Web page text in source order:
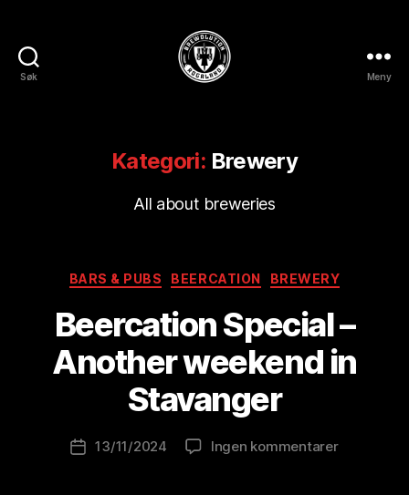
Søk Meny
Kategori: Brewery
All about breweries
Kategorier
BARS & PUBS BEERCATION BREWERY
Beercation Special –
Another weekend in
Stavanger
Innleggsforfatter
v
B
r
w
l
Publiseringsdato
13/11/2024 Ingen kommentarertil